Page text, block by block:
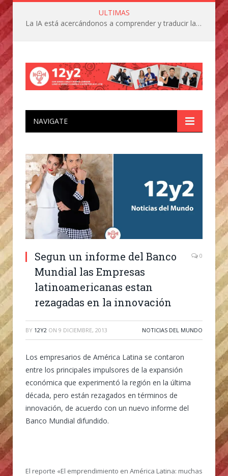
ULTIMAS
La IA está acercándonos a comprender y traducir las vocalizaciones y comportamientos de nuestras mascotas
NAVIGATE
Segun un informe del Banco
Mundial las Empresas
latinoamericanas estan
rezagadas en la innovación
0
BY 12Y2 ON 9 DICIEMBRE, 2013 NOTICIAS DEL MUNDO
Los empresarios de América Latina se contaron
entre los principales impulsores de la expansión
económica que experimentó la región en la última
década, pero están rezagados en términos de
innovación, de acuerdo con un nuevo informe del
Banco Mundial difundido.
El reporte «El emprendimiento en América Latina: muchas